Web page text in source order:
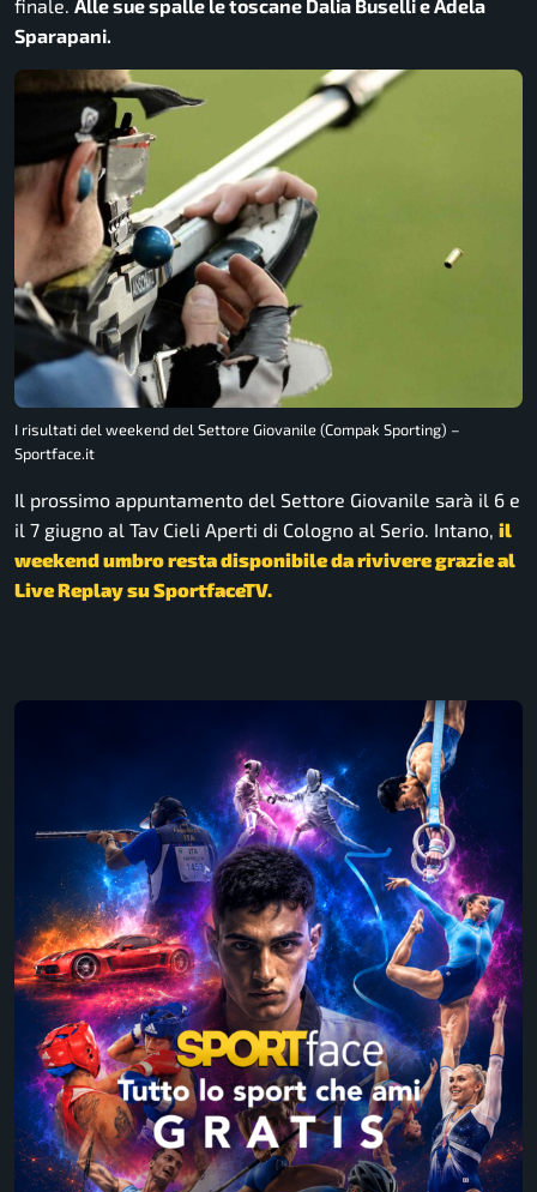
finale. Alle sue spalle le toscane Dalia Buselli e Adela
Sparapani.
I risultati del weekend del Settore Giovanile (Compak Sporting) –
Sportface.it
Il prossimo appuntamento del Settore Giovanile sarà il 6 e
il 7 giugno al Tav Cieli Aperti di Cologno al Serio. Intano, il
weekend umbro resta disponibile da rivivere grazie al
Live Replay su SportfaceTV.